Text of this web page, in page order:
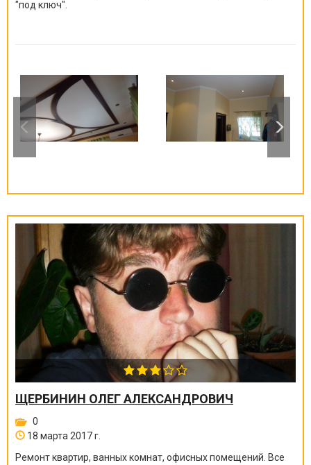
"под ключ".
ЩЕРБИНИН ОЛЕГ АЛЕКСАНДРОВИЧ
0
18 марта 2017 г.
Ремонт квартир, ванных комнат, офисных помещений. Все